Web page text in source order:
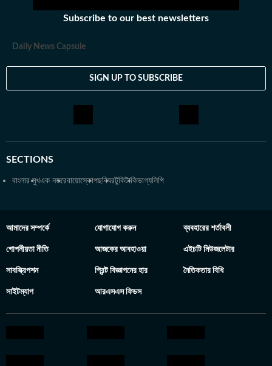
Subscribe to our best newsletters
Daily News Capsule
SIGN UP TO SUBSCRIBE
SECTIONS
বাংলার মুখএক নজরেবায়োস্কোপছবিঘরটুকিটাকিভাগ্যলিপি
আমাদের সম্পর্কে যোগাযোগ করুন ব্যবহারের শর্তাবলী
গোপনীয়তা নীতি আজকের আবহাওয়া এইচটি নিউজলেটার
সাবস্ক্রিপশন প্রিন্ট বিজ্ঞাপনের হার নৈতিকতার বিধি
সাইটম্যাপ আরএসএস ফিডস